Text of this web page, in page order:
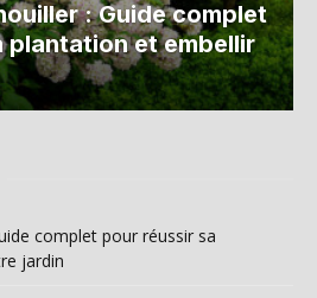
: Guide complet
plantation et embellir
complet pour réussir sa
jardin